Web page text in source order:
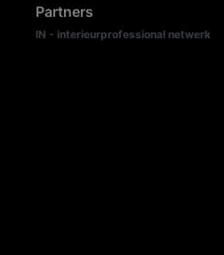
Partners
IN - interieurprofessional netwerk